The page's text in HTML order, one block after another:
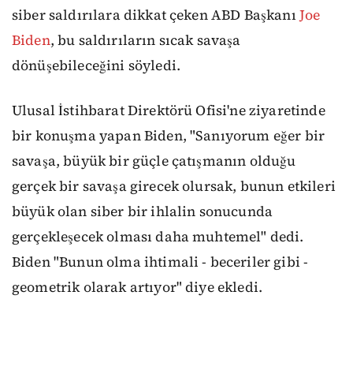
siber saldırılara dikkat çeken ABD Başkanı Joe
Biden, bu saldırıların sıcak savaşa
dönüşebileceğini söyledi.
Ulusal İstihbarat Direktörü Ofisi'ne ziyaretinde
bir konuşma yapan Biden, "Sanıyorum eğer bir
savaşa, büyük bir güçle çatışmanın olduğu
gerçek bir savaşa girecek olursak, bunun etkileri
büyük olan siber bir ihlalin sonucunda
gerçekleşecek olması daha muhtemel" dedi.
Biden "Bunun olma ihtimali - beceriler gibi -
geometrik olarak artıyor" diye ekledi.